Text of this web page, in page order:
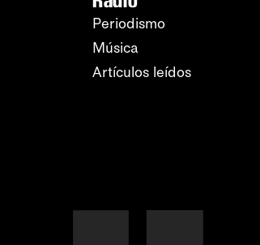
Periodismo
Música
Artículos leídos